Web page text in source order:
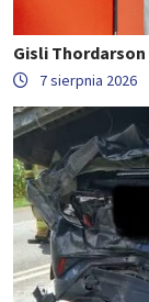
Gisli
7 sierpnia 2026